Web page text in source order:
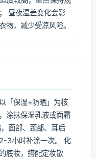
昼夜温差变化会影
物，减少受凉风险。
「保湿+防晒」为核
涂抹保湿乳液或面霜
面部、颈部、耳后
3小时补涂一次。 化
底妆，搭配定妆散